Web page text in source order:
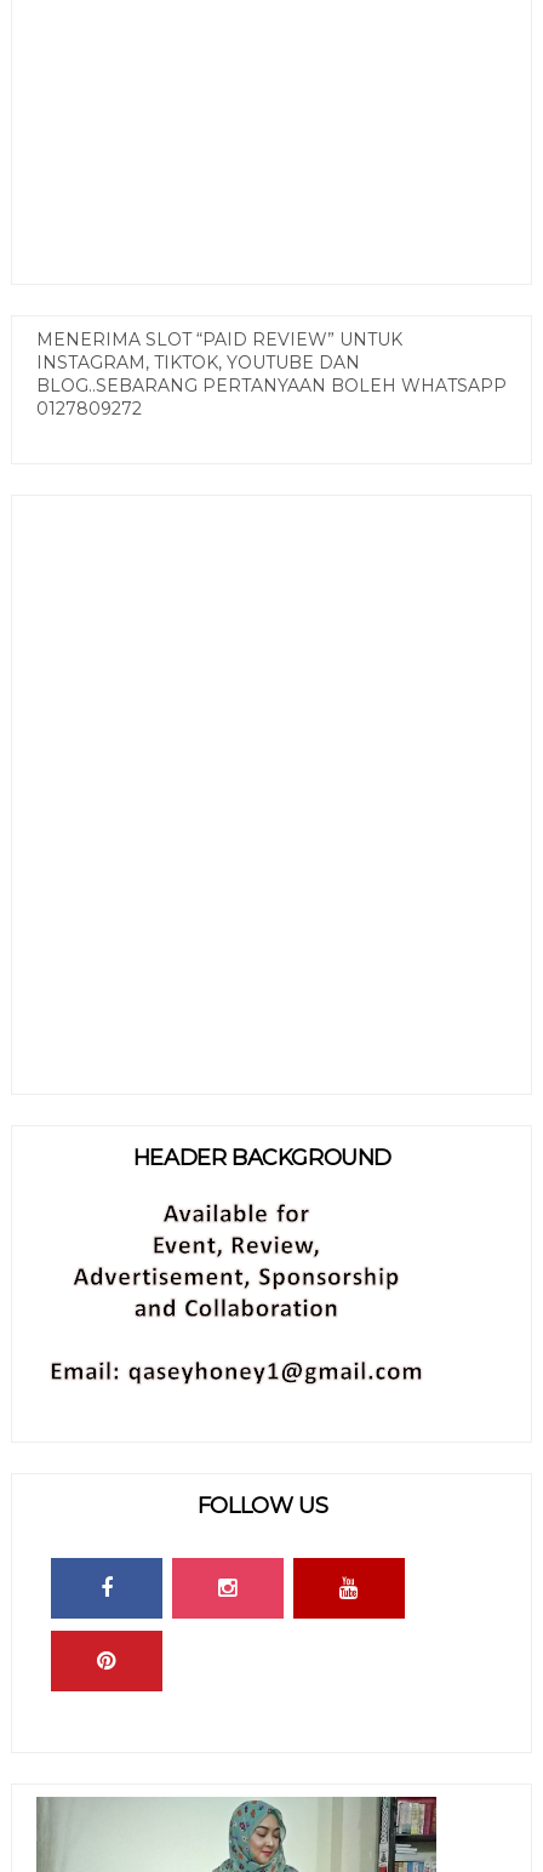
MENERIMA SLOT “PAID REVIEW” UNTUK
INSTAGRAM, TIKTOK, YOUTUBE DAN
BLOG..SEBARANG PERTANYAAN BOLEH WHATSAPP
0127809272
HEADER BACKGROUND
FOLLOW US